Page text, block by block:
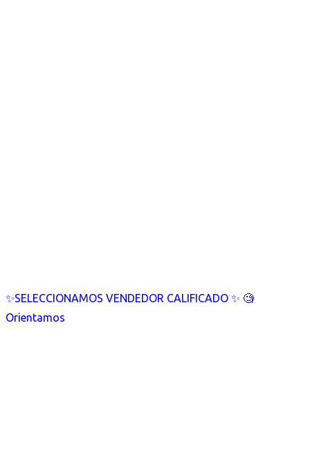
✨SELECCIONAMOS VENDEDOR CALIFICADO ✨ 🧐
Orientamos